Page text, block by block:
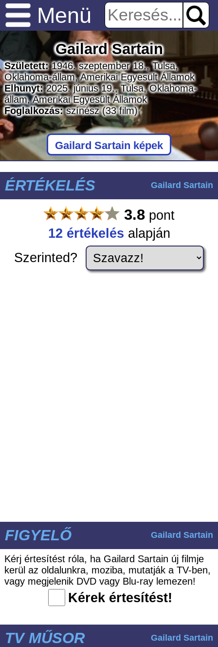
Menü
Gailard Sartain
Született:1946. szeptember 18., Tulsa,
Oklahoma-állam, Amerikai Egyesült Államok
Elhunyt:2025. június 19., Tulsa, Oklahoma-
állam, Amerikai Egyesült Államok
Foglalkozás:színész(33 film)
Gailard Sartain képek
ÉRTÉKELÉS Gailard Sartain
3.8 pont
12 értékelés alapján
Szerinted?
FIGYELŐ Gailard Sartain
Kérj értesítést róla, ha Gailard Sartain új filmje
kerül az oldalunkra, moziba, mutatják a TV-ben,
vagy megjelenik DVD vagy Blu-ray lemezen!
Kérek értesítést!
TV MŰSOR Gailard Sartain